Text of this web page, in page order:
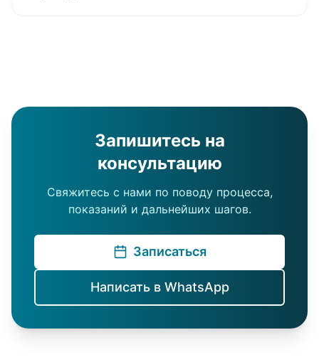
Запишитесь на
консультацию
Свяжитесь с нами по поводу процесса,
показаний и дальнейших шагов.
Записаться
Написать в WhatsApp